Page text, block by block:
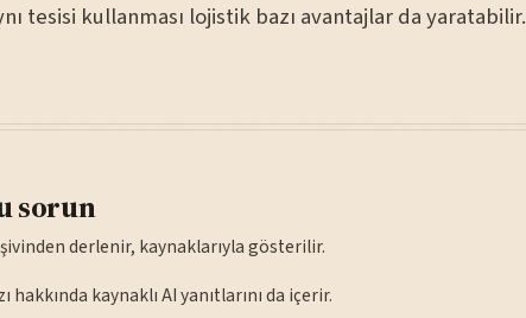
tesisi kullanması lojistik bazı avantajlar da yaratabilir.
sorun
derlenir, kaynaklarıyla gösterilir.
hakkında kaynaklı AI yanıtlarını da içerir.